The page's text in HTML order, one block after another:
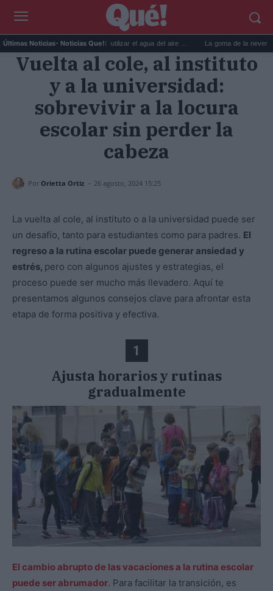
Últimas Noticias- Noticias Que!:
6 usos prácticos para reutilizar el agua del aire ... La goma de la nevera: el
Vuelta al cole, al instituto
y a la universidad:
sobrevivir a la locura
escolar sin perder la
cabeza
Por Orietta Ortiz - 26 agosto, 2024 15:25
La vuelta al cole, al instituto o a la universidad puede ser
un desafío, tanto para estudiantes como para padres. El
regreso a la rutina escolar puede generar ansiedad y
estrés, pero con algunos ajustes y estrategias, el
proceso puede ser mucho más llevadero. Aquí te
presentamos algunos consejos clave para afrontar esta
etapa de forma positiva y efectiva.
1
Ajusta horarios y rutinas
gradualmente
El cambio abrupto de las vacaciones a la rutina escolar
puede ser abrumador. Para facilitar la transición, es